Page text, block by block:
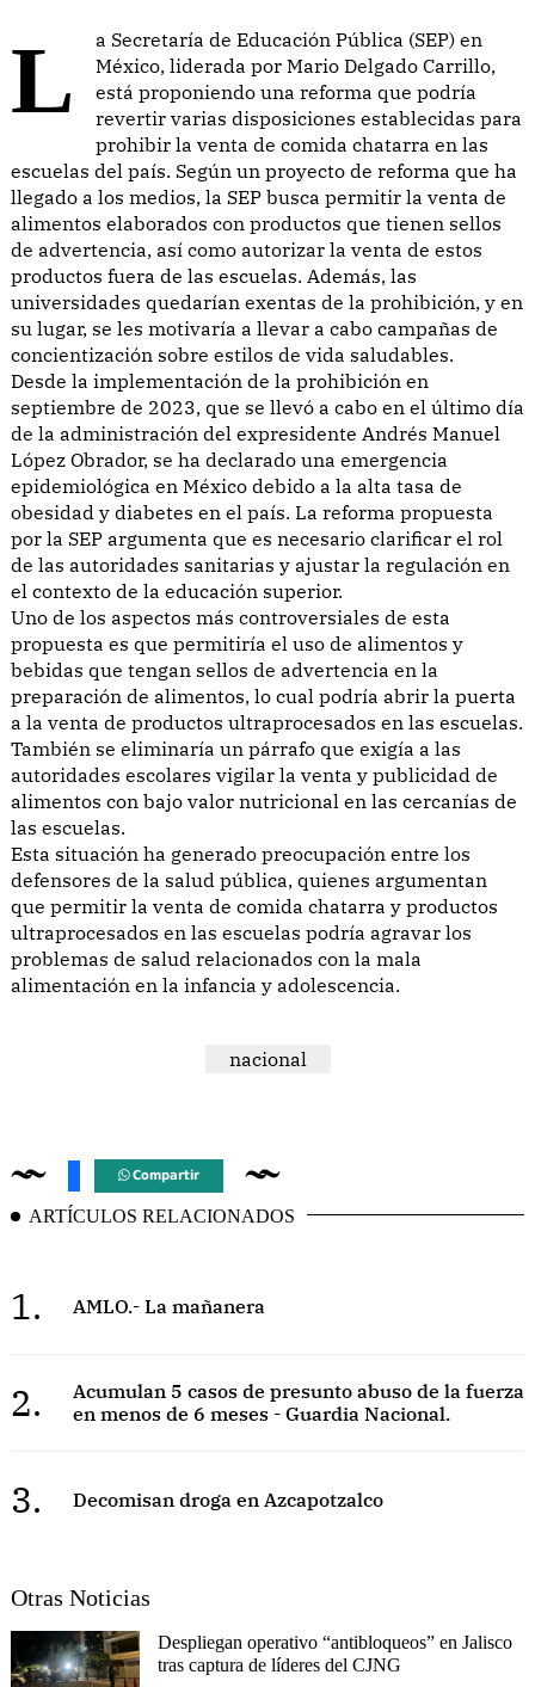
La Secretaría de Educación Pública (SEP) en
México, liderada por Mario Delgado Carrillo,
está proponiendo una reforma que podría
revertir varias disposiciones establecidas para
prohibir la venta de comida chatarra en las
escuelas del país. Según un proyecto de reforma que ha
llegado a los medios, la SEP busca permitir la venta de
alimentos elaborados con productos que tienen sellos
de advertencia, así como autorizar la venta de estos
productos fuera de las escuelas. Además, las
universidades quedarían exentas de la prohibición, y en
su lugar, se les motivaría a llevar a cabo campañas de
concientización sobre estilos de vida saludables.
Desde la implementación de la prohibición en
septiembre de 2023, que se llevó a cabo en el último día
de la administración del expresidente Andrés Manuel
López Obrador, se ha declarado una emergencia
epidemiológica en México debido a la alta tasa de
obesidad y diabetes en el país. La reforma propuesta
por la SEP argumenta que es necesario clarificar el rol
de las autoridades sanitarias y ajustar la regulación en
el contexto de la educación superior.
Uno de los aspectos más controversiales de esta
propuesta es que permitiría el uso de alimentos y
bebidas que tengan sellos de advertencia en la
preparación de alimentos, lo cual podría abrir la puerta
a la venta de productos ultraprocesados en las escuelas.
También se eliminaría un párrafo que exigía a las
autoridades escolares vigilar la venta y publicidad de
alimentos con bajo valor nutricional en las cercanías de
las escuelas.
Esta situación ha generado preocupación entre los
defensores de la salud pública, quienes argumentan
que permitir la venta de comida chatarra y productos
ultraprocesados en las escuelas podría agravar los
problemas de salud relacionados con la mala
alimentación en la infancia y adolescencia.
nacional
Compartir
ARTÍCULOS RELACIONADOS
1. AMLO.- La mañanera
2.
Acumulan 5 casos de presunto abuso de la fuerza
en menos de 6 meses - Guardia Nacional.
3. Decomisan droga en Azcapotzalco
Otras Noticias
Despliegan operativo “antibloqueos” en Jalisco
tras captura de líderes del CJNG